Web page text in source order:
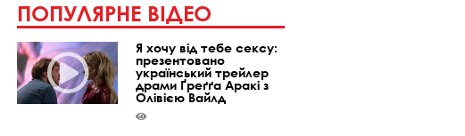
ПОПУЛЯРНЕ ВІДЕО
Я хочу від тебе сексу:
презентовано
український трейлер
драми Ґреґґа Аракі з
Олівією Вайлд